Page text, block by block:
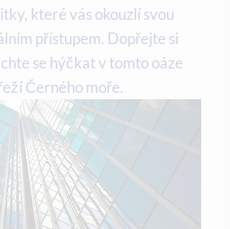
které vás okouzlí svou
přístupem. Dopřejte si
se hýčkat v tomto oáze
Černého moře.